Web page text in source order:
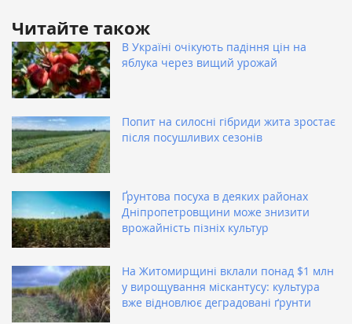
Читайте також
В Україні очікують падіння цін на
яблука через вищий урожай
Попит на силосні гібриди жита зростає
після посушливих сезонів
Ґрунтова посуха в деяких районах
Дніпропетровщини може знизити
врожайність пізніх культур
На Житомирщині вклали понад $1 млн
у вирощування міскантусу: культура
вже відновлює деградовані ґрунти